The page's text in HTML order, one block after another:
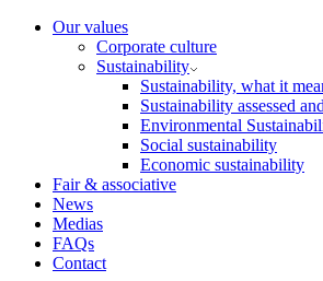
Our values
Corporate culture
Sustainability
Sustainability, what it
Sustainability assessed
Environmental
Social sustainability
Economic sustainability
Fair & associative
News
Medias
FAQs
Contact